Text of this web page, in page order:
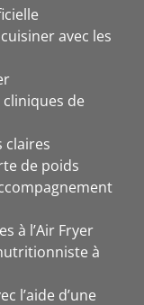
avec les
de
claires
de poids
à l’Air Fryer
à
l’aide d’une